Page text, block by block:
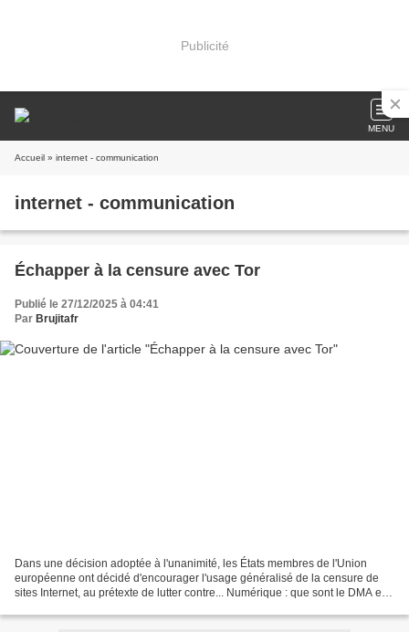
Publicité
MENU
Accueil » internet - communication
internet - communication
Échapper à la censure avec Tor
Publié le 27/12/2025 à 04:41
Par Brujitafr
Dans une décision adoptée à l'unanimité, les États membres de l'Union
européenne ont décidé d'encourager l'usage généralisé de la censure de
sites Internet, au prétexte de lutter contre... Numérique : que sont le DMA et